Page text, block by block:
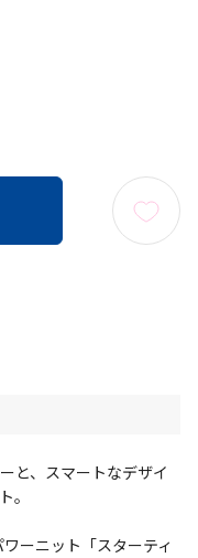
と、スマートなデザイ
。
ーニット「スターティ